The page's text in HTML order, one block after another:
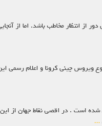
هر ایرانی قلمداد کرد . با شیوع ویروس چینی
است . در اقصی نقاط جهان از
...